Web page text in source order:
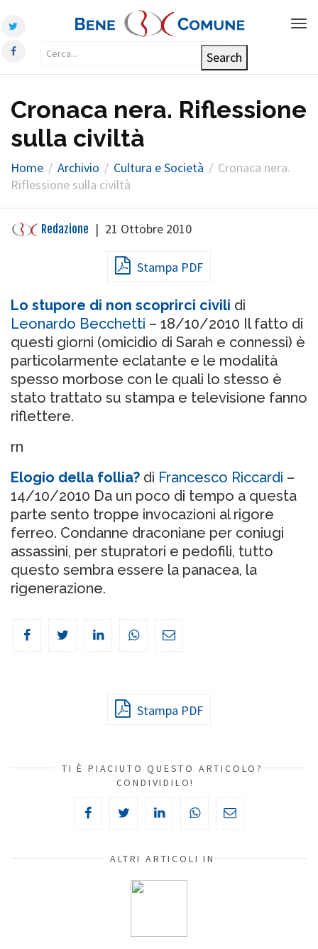
Cronaca nera. Riflessione
sulla civiltà
Home Archivio Cultura e Società
Cronaca nera.
Riflessione sulla civiltà
Redazione | 21 Ottobre 2010
Stampa PDF
Lo stupore di non scoprirci civili di
Leonardo Becchetti – 18/10/2010 Il fatto di
questi giorni (omicidio di Sarah e connessi) è
particolarmente eclatante e le modalità
spesso morbose con le quali lo stesso è
stato trattato su stampa e televisione fanno
riflettere.
rn
Elogio della follia? di Francesco Riccardi –
14/10/2010 Da un poco di tempo a questa
parte sento troppe invocazioni al rigore
ferreo. Condanne draconiane per coniugi
assassini, per stupratori e pedofili, tutto
questo sembra essere la panacea, la
rigenerazione.
Stampa PDF
TI È PIACIUTO QUESTO ARTICOLO?
CONDIVIDILO!
ALTRI ARTICOLI IN